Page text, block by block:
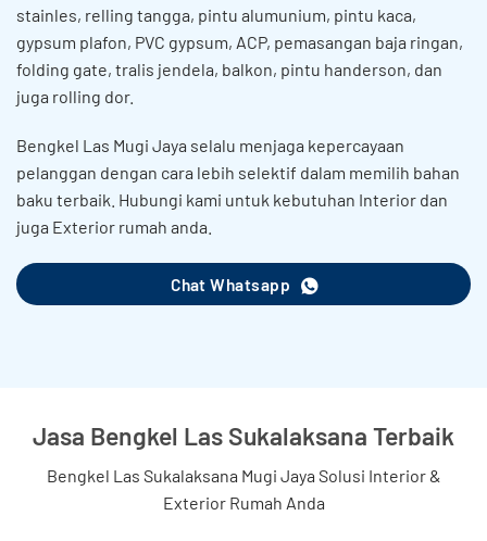
stainles, relling tangga, pintu alumunium, pintu kaca,
gypsum plafon, PVC gypsum, ACP, pemasangan baja ringan,
folding gate, tralis jendela, balkon, pintu handerson, dan
juga rolling dor.
Bengkel Las Mugi Jaya selalu menjaga kepercayaan
pelanggan dengan cara lebih selektif dalam memilih bahan
baku terbaik. Hubungi kami untuk kebutuhan Interior dan
juga Exterior rumah anda.
Chat Whatsapp
Jasa Bengkel Las Sukalaksana Terbaik
Bengkel Las Sukalaksana Mugi Jaya Solusi Interior &
Exterior Rumah Anda